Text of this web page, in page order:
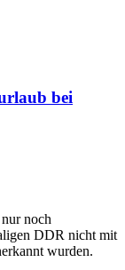
bei
noch
DDR nicht mit
wurden.